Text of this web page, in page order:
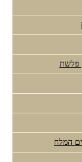
פלשת
המלח